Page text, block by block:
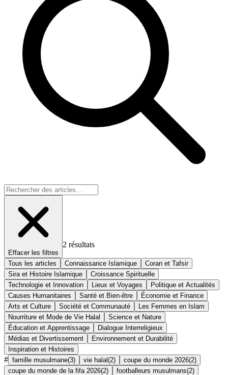
Effacer les filtres
2 résultats
Tous les articles Connaissance Islamique
Coran et Tafsir
Sira et Histoire Islamique
Croissance Spirituelle
Technologie et Innovation
Lieux et Voyages
Politique et Actualités
Causes Humanitaires
Santé et Bien-être
Économie et Finance
Arts et Culture
Société et Communauté
Les Femmes en Islam
Nourriture et Mode de Vie Halal
Science et Nature
Éducation et Apprentissage
Dialogue Interreligieux
Médias et Divertissement
Environnement et Durabilité
Inspiration et Histoires
# famille musulmane(3) vie halal (2) coupe du monde 2026(2)
coupe du monde de la fifa 2026(2) footballeurs musulmans(2)